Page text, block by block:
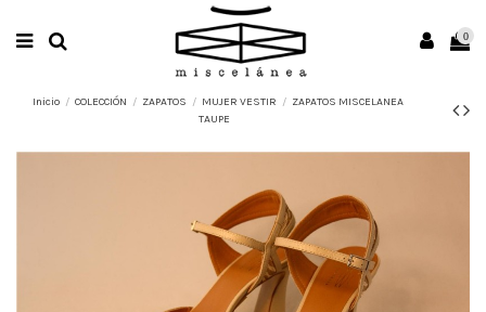
0
Inicio COLECCIÓN ZAPATOS MUJER VESTIR
ZAPATOS MISCELANEA
TAUPE